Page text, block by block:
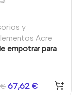
y
Acre
empotrar para
€ 67,62 €